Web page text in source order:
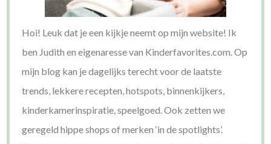
Hoi! Leuk dat je een kijkje neemt op mijn website! Ik
ben Judith en eigenaresse van Kinderfavorites.com. Op
mijn blog kan je dagelijks terecht voor de laatste
trends, lekkere recepten, hotspots, binnenkijkers,
kinderkamerinspiratie, speelgoed. Ook zetten we
geregeld hippe shops of merken ‘in de spotlights’.